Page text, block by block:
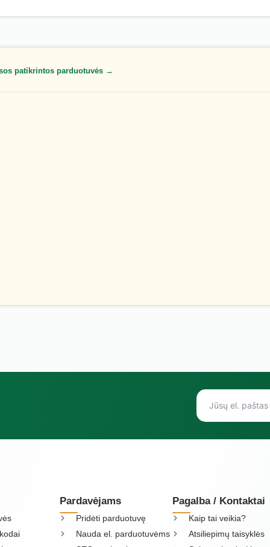
patikrintos parduotuvės →
Pardavėjams
Pridėti parduotuvę
Nauda el. parduotuvėms
Pagalba / Kontaktai
Kaip tai veikia?
Atsiliepimų taisyklės